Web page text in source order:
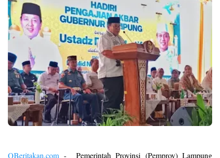
QBeritakan.com - Pemerintah Provinsi (Pemprov) Lampung